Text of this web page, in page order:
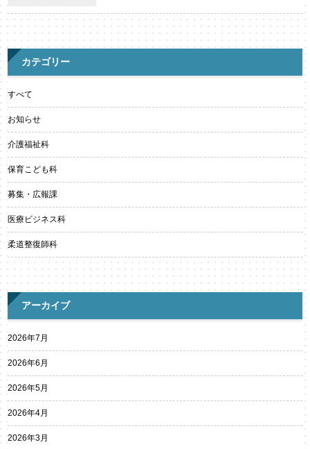
カテゴリー
すべて
お知らせ
介護福祉科
保育こども科
募集・広報課
医療ビジネス科
柔道整復師科
アーカイブ
2026年7月
2026年6月
2026年5月
2026年4月
2026年3月